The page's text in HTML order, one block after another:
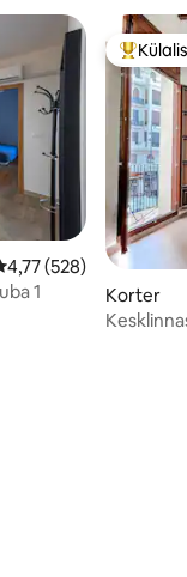
hinnang
4,77 (528)
1
Korter